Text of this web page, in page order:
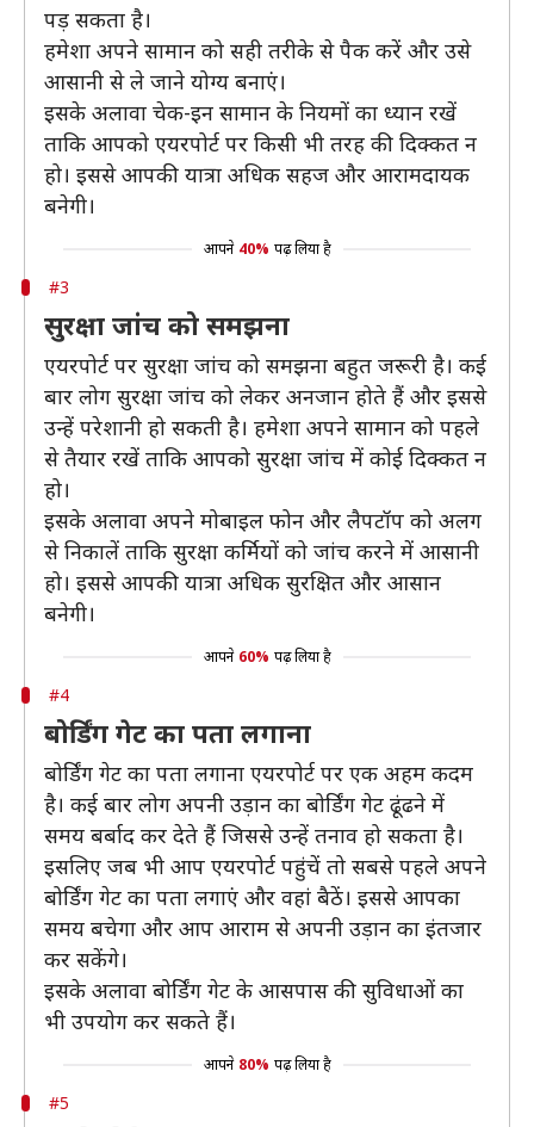
पड़ सकता है।
हमेशा अपने सामान को सही तरीके से पैक करें और उसे
आसानी से ले जाने योग्य बनाएं।
इसके अलावा चेक-इन सामान के नियमों का ध्यान रखें
ताकि आपको एयरपोर्ट पर किसी भी तरह की दिक्कत न
हो। इससे आपकी यात्रा अधिक सहज और आरामदायक
बनेगी।
आपने 40% पढ़ लिया है
#3
सुरक्षा जांच को समझना
एयरपोर्ट पर सुरक्षा जांच को समझना बहुत जरूरी है। कई
बार लोग सुरक्षा जांच को लेकर अनजान होते हैं और इससे
उन्हें परेशानी हो सकती है। हमेशा अपने सामान को पहले
से तैयार रखें ताकि आपको सुरक्षा जांच में कोई दिक्कत न
हो।
इसके अलावा अपने मोबाइल फोन और लैपटॉप को अलग
से निकालें ताकि सुरक्षा कर्मियों को जांच करने में आसानी
हो। इससे आपकी यात्रा अधिक सुरक्षित और आसान
बनेगी।
आपने 60% पढ़ लिया है
#4
बोर्डिंग गेट का पता लगाना
बोर्डिंग गेट का पता लगाना एयरपोर्ट पर एक अहम कदम
है। कई बार लोग अपनी उड़ान का बोर्डिंग गेट ढूंढने में
समय बर्बाद कर देते हैं जिससे उन्हें तनाव हो सकता है।
इसलिए जब भी आप एयरपोर्ट पहुंचें तो सबसे पहले अपने
बोर्डिंग गेट का पता लगाएं और वहां बैठें। इससे आपका
समय बचेगा और आप आराम से अपनी उड़ान का इंतजार
कर सकेंगे।
इसके अलावा बोर्डिंग गेट के आसपास की सुविधाओं का
भी उपयोग कर सकते हैं।
आपने 80% पढ़ लिया है
#5